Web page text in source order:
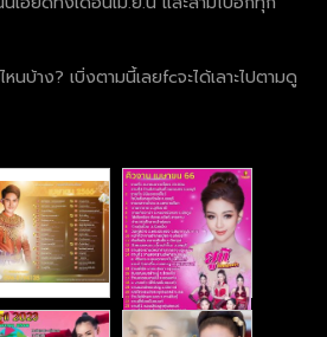
หนบ้าง? เบิ่งตามนี้เลยfcจะได้เลาะไปตามดู